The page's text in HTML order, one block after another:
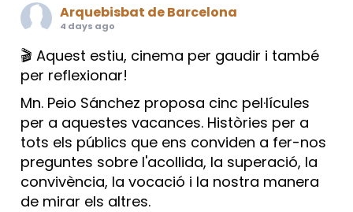
Arquebisbat de Barcelona
4 days ago
🎬 Aquest estiu, cinema per gaudir i també
per reflexionar!
Mn. Peio Sánchez proposa cinc pel·lícules
per a aquestes vacances. Històries per a
tots els públics que ens conviden a fer-nos
preguntes sobre l'acollida, la superació, la
convivència, la vocació i la nostra manera
de mirar els altres.